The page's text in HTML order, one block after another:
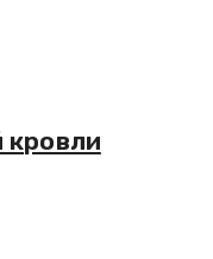
кровли